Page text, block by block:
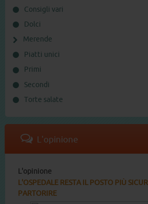
Consigli vari
Dolci
Merende
Piatti unici
Primi
Secondi
Torte salate
L'opinione
L'opinione
L'OSPEDALE RESTA IL POSTO PIÙ
PARTORIRE